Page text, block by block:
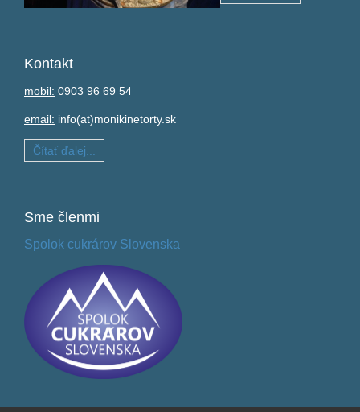
Kontakt
mobil: 0903 96 69 54
email: info(at)monikinetorty.sk
Čítať ďalej...
Sme členmi
Spolok cukrárov Slovenska